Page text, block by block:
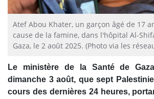
Atef Abou Khater, un garçon âgé de 17
cause de la famine, dans l'hôpital Al-
Gaza, le 2 août 2025. (Photo via les
Le ministère de la Santé de
dimanche 3 août, que sept
cours des dernières 24 heures,